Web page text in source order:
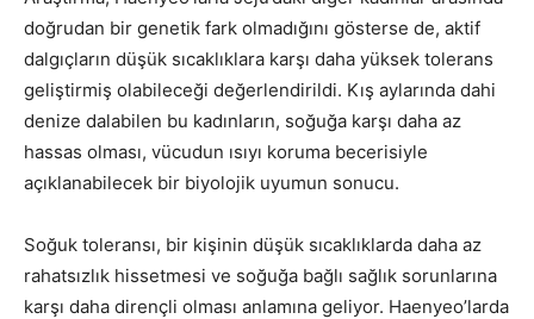
doğrudan bir genetik fark olmadığını gösterse de, aktif
dalgıçların düşük sıcaklıklara karşı daha yüksek tolerans
geliştirmiş olabileceği değerlendirildi. Kış aylarında dahi
denize dalabilen bu kadınların, soğuğa karşı daha az
hassas olması, vücudun ısıyı koruma becerisiyle
açıklanabilecek bir biyolojik uyumun sonucu.
Soğuk toleransı, bir kişinin düşük sıcaklıklarda daha az
rahatsızlık hissetmesi ve soğuğa bağlı sağlık sorunlarına
karşı daha dirençli olması anlamına geliyor. Haenyeo’larda